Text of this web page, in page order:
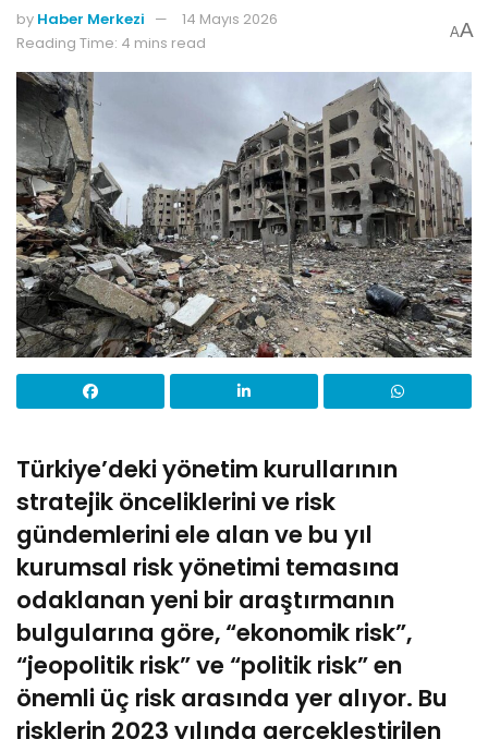
by Haber Merkezi
14 Mayıs 2026
Reading Time: 4 mins read
AA
Türkiye’deki yönetim kurullarının
stratejik önceliklerini ve risk
gündemlerini ele alan ve bu yıl
kurumsal risk yönetimi temasına
odaklanan yeni bir araştırmanın
bulgularına göre, “ekonomik risk”,
“jeopolitik risk” ve “politik risk” en
önemli üç risk arasında yer alıyor. Bu
risklerin 2023 yılında gerçekleştirilen